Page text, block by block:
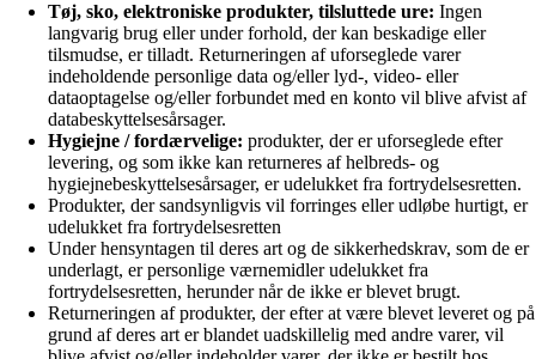
Tøj, sko, elektroniske produkter, tilsluttede ure: Ingen
langvarig brug eller under forhold, der kan beskadige eller
tilsmudse, er tilladt. Returneringen af uforseglede varer
indeholdende personlige data og/eller lyd-, video- eller
dataoptagelse og/eller forbundet med en konto vil blive afvist af
databeskyttelsesårsager.
Hygiejne / fordærvelige: produkter, der er uforseglede efter
levering, og som ikke kan returneres af helbreds- og
hygiejnebeskyttelsesårsager, er udelukket fra fortrydelsesretten.
Produkter, der sandsynligvis vil forringes eller udløbe hurtigt, er
udelukket fra fortrydelsesretten
Under hensyntagen til deres art og de sikkerhedskrav, som de er
underlagt, er personlige værnemidler udelukket fra
fortrydelsesretten, herunder når de ikke er blevet brugt.
Returneringen af produkter, der efter at være blevet leveret og på
grund af deres art er blandet uadskillelig med andre varer, vil